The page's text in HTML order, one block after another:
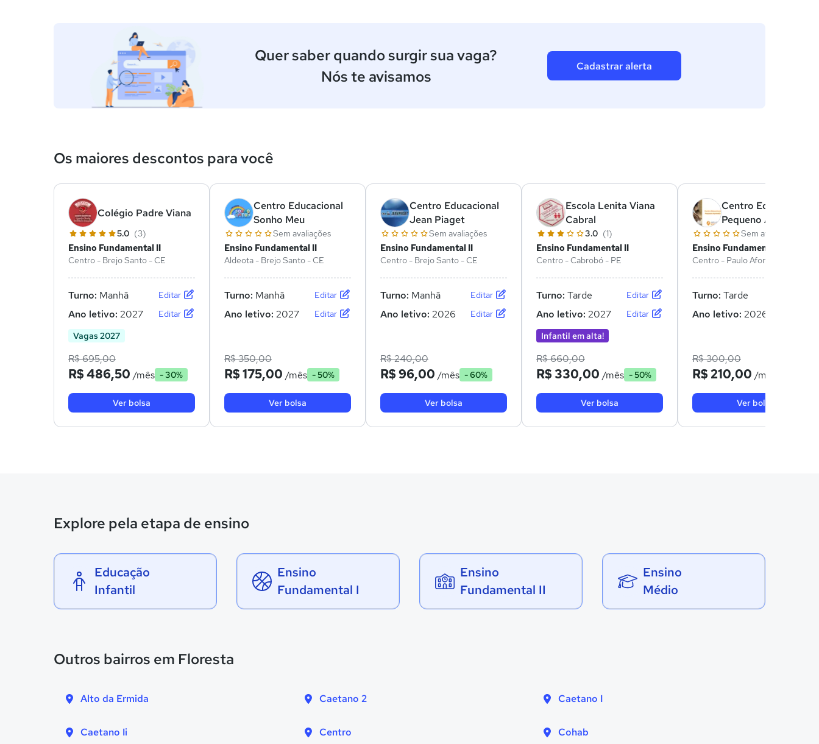
Quer saber quando surgir sua vaga?
Nós te avisamos
Cadastrar alerta
Os maiores descontos para você
Colégio Padre Viana
5.0 (3)
Ensino Fundamental II
Centro - Brejo Santo - CE
Turno: Manhã Editar
Ano letivo: 2027
Editar
Vagas 2027
R$ 695,00
R$ 486,50 /mês - 30%
Ver bolsa
Centro Educacional
Sonho Meu
Sem avaliações
Ensino Fundamental II
Aldeota - Brejo Santo - CE
Turno: Manhã Editar
Ano letivo: 2027 Editar
R$ 350,00
R$ 175,00 /mês - 50%
Ver bolsa
Centro Educacional
Jean Piaget
Sem avaliações
Ensino Fundamental II
Centro - Brejo Santo - CE
Turno: Manhã Editar
Ano letivo: 2026 Editar
R$ 240,00
R$ 96,00 /mês - 60%
Ver bolsa
Escola Lenita Viana
Cabral
3.0 (1)
Ensino Fundamental II
Centro - Cabrobó - PE
Turno: Tarde Editar
Ano letivo: 2027
Editar
Infantil em alta!
R$ 660,00
R$ 330,00 /mês - 50%
Ver bolsa
Centro Educacional
Pequeno Aprendiz
Sem avaliações
Ensino Fundamental II
Centro - Paulo Afonso - BA
Turno: Tarde
Ano letivo: 2026
R$ 300,00
R$ 210,00 /mês
Ver bolsa
Explore pela etapa de ensino
Educação
Infantil
Ensino
Fundamental I
Ensino
Fundamental II
Ensino
Médio
Outros bairros em Floresta
Alto da Ermida Caetano 2 Caetano I
Caetano Ii Centro Cohab